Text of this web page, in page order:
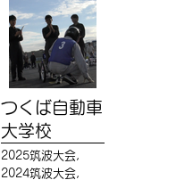
つくば自動車
大学校
2025筑波大会,
2024筑波大会,